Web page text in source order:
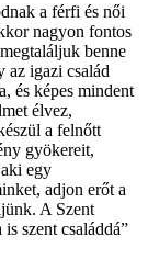
a férfi és női
nagyon fontos
benne
az igazi család
és képes mindent
élvez,
a felnőtt
gyökereit,
egy
adjon erőt a
A Szent
szent családdá”